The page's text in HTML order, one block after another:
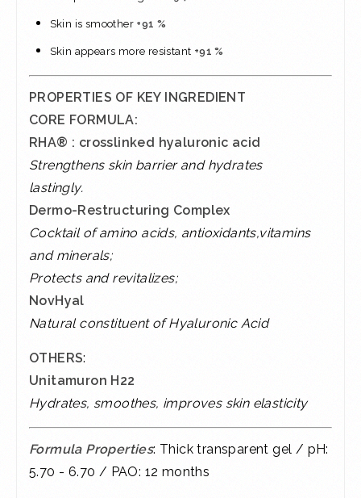
Skin is smoother +91 %
Skin appears more resistant +91 %
PROPERTIES OF KEY INGREDIENT
CORE FORMULA:
RHA® : crosslinked hyaluronic acid
Strengthens skin barrier and hydrates
lastingly.
Dermo-Restructuring Complex
Cocktail of amino acids, antioxidants,vitamins
and minerals;
Protects and revitalizes;
NovHyal
Natural constituent of Hyaluronic Acid
OTHERS:
Unitamuron H22
Hydrates, smoothes, improves skin elasticity
Formula Properties: Thick transparent gel / pH:
5.70 - 6.70 / PAO: 12 months